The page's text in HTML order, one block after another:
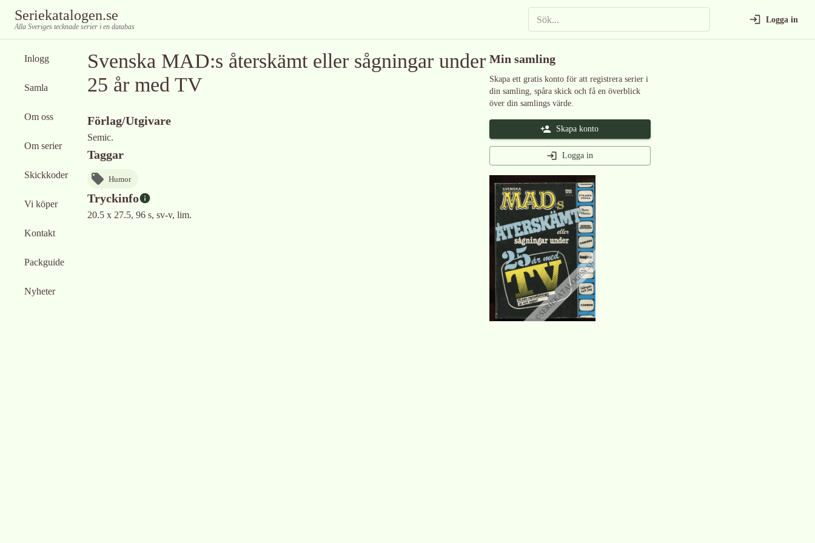
Seriekatalogen.se
Alla Sveriges tecknade serier i en databas
Logga in
Inlogg
Samla
Om oss
Om serier
Skickkoder
Vi köper
Kontakt
Packguide
Nyheter
Svenska MAD:s återskämt eller sågningar under
25 år med TV
Förlag/Utgivare
Semic.
Taggar
Humor
Tryckinfo
20.5 x 27.5, 96 s, sv-v, lim.
Min samling
Skapa ett gratis konto för att registrera serier i
din samling, spåra skick och få en överblick
över din samlings värde.
Skapa konto
Logga in